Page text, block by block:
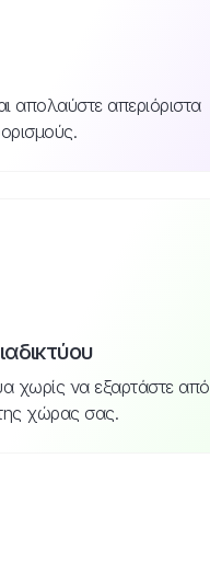
απολαύστε απεριόριστα
χωρίς να εξαρτάστε από
χώρας σας.